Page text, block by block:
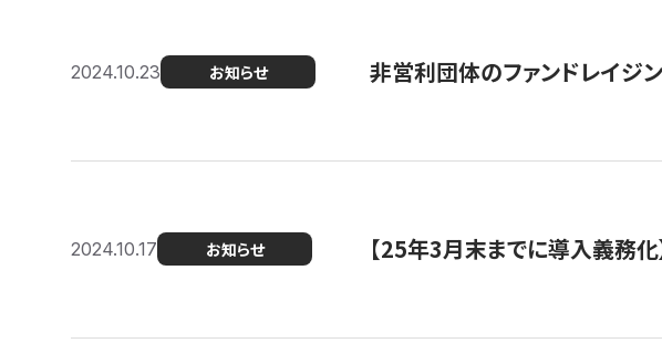
2024.10.23 お知らせ 非営利団体のファンドレイジ
2024.10.17 お知らせ 【25年3月末までに導入義務